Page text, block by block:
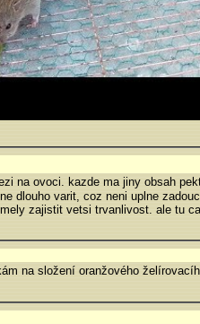
na ovoci. kazde ma jiny obsah
dlouho varit, coz neni uplne
zajistit vetsi trvanlivost. ale tu
na složení oranžového